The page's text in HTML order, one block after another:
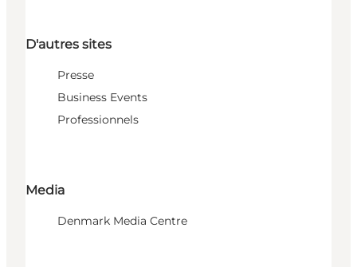
D'autres sites
Presse
Business Events
Professionnels
Media
Denmark Media Centre